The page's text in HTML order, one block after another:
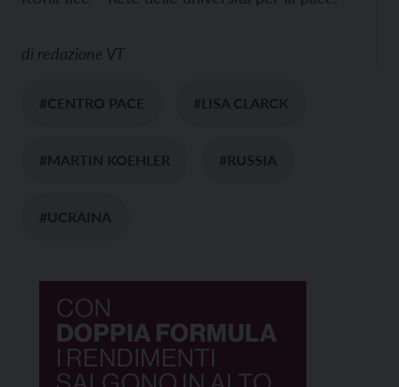
di redazione VT
#CENTRO PACE #LISA CLARCK
#MARTIN KOEHLER #RUSSIA
#UCRAINA